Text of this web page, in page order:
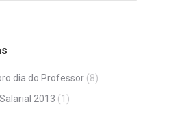
dia do Professor (8)
2013 (1)